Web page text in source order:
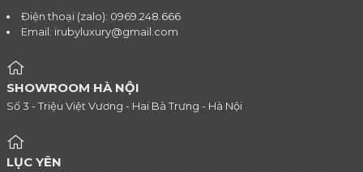
Điện thoại (zalo): 0969.248.666
Email: irubyluxury@gmail.com
SHOWROOM HÀ NỘI
Số 3 - Triệu Việt Vương - Hai Bà Trưng - Hà Nội
LỤC YÊN